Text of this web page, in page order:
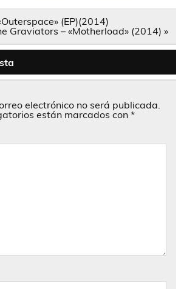
(EP)(2014)
Graviators – «Motherload» (2014) »
electrónico no será publicada.
están marcados con *